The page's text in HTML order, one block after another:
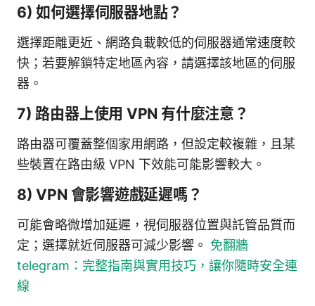
6) 如何選擇伺服器地點？
選擇距離更近、網路負載較低的伺服器通常速度較
快；若要解鎖特定地區內容，請選擇該地區的伺服
器。
7) 路由器上使用 VPN 有什麼注意？
路由器可覆蓋整個家用網路，但設定較複雜，且某
些裝置在路由級 VPN 下效能可能影響較大。
8) VPN 會影響遊戲延遲嗎？
可能會略微增加延遲，視伺服器位置與託管品質而
定；選擇就近伺服器可減少影響。 免翻牆
telegram：完整指南與實用技巧，讓你隨時安全連
線